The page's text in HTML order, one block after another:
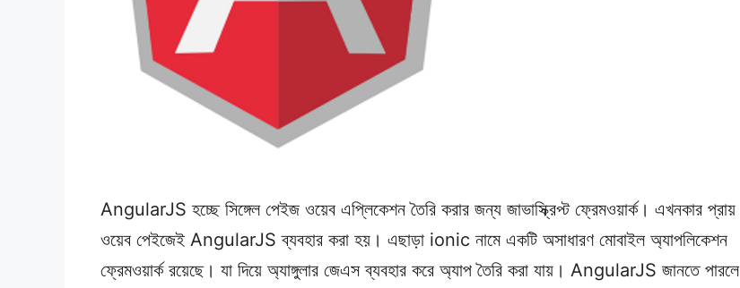
AngularJS হচ্ছে সিঙ্গেল পেইজ ওয়েব এপ্লিকেশন তৈরি করার জন্য জাভাস্ক্রিপ্ট ফ্রেমওয়ার্ক। এখনকার প্রায়
ওয়েব পেইজেই AngularJS ব্যবহার করা হয়। এছাড়া ionic নামে একটি অসাধারণ মোবাইল অ্যাপলিকেশন
ফ্রেমওয়ার্ক রয়েছে। যা দিয়ে অ্যাঙ্গুলার জেএস ব্যবহার করে অ্যাপ তৈরি করা যায়। AngularJS জানতে পারলে